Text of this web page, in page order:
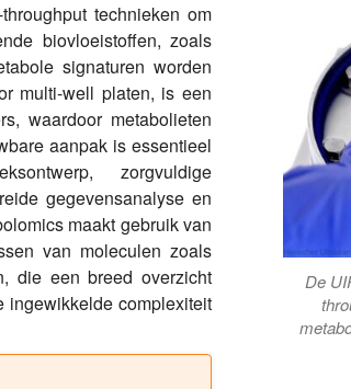
technieken om
biovloeistoffen, zoals
signaturen worden
multi-well platen, is een
waardoor metabolieten
aanpak is essentieel
zorgvuldige
gegevensanalyse en
maakt gebruik van
van moleculen zoals
die een breed overzicht
ingewikkelde complexiteit
De